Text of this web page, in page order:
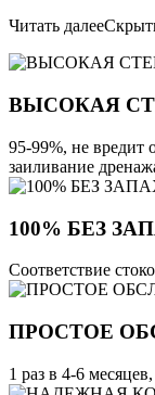
Читать далее
ВЫСОКАЯ
95-99%, не вредит
заиливание
100% БЕЗ
Соответствие
ПРОСТОЕ
1 раз в 4-6